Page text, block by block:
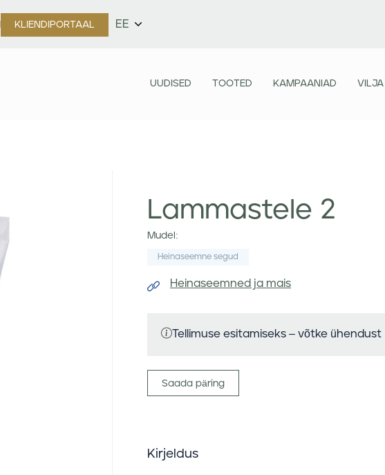
KLIENDIPORTAAL EE
UUDISED TOOTED KAMPAANIAD
Lammastele 2
Mudel:
Heinaseemne segud
Heinaseemned ja mais
Tellimuse esitamiseks – võtke ühendust
Saada päring
Kirjeldus